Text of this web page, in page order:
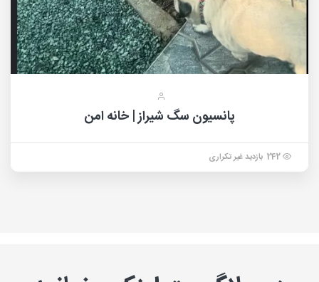
پانسیون سگ شیراز | خانه امن
242 بازدید غیر تکراری